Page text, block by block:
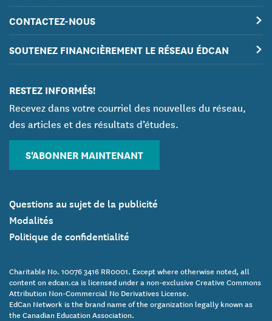
CONTACTEZ-NOUS
SOUTENEZ FINANCIÈREMENT LE RÉSEAU ÉDCAN
RESTEZ INFORMÉS!
Recevez dans votre courriel des nouvelles du réseau,
des articles et des résultats d’études.
S'ABONNER MAINTENANT
Questions au sujet de la publicité
Modalités
Politique de confidentialité
Charitable No. 10076 3416 RR0001. Except where otherwise noted, all
content on edcan.ca is licensed under a non-exclusive Creative Commons
Attribution Non-Commercial No Derivatives License.
EdCan Network is the brand name of the organization legally known as
the Canadian Education Association.